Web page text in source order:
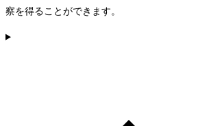
察を得ることができます。